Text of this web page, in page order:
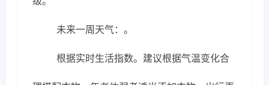
未来一周天气：。
根据实时生活指数。建议根据气温变化合